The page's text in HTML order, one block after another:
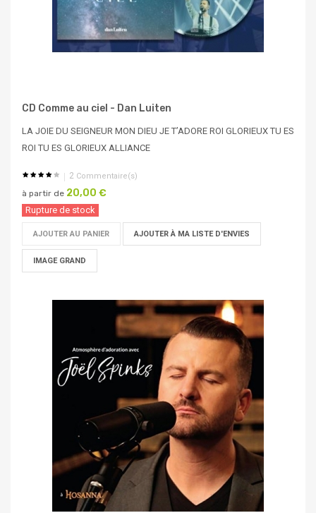
CD Comme au ciel - Dan Luiten
LA JOIE DU SEIGNEUR MON DIEU JE T’ADORE ROI GLORIEUX TU ES
ROI TU ES GLORIEUX ALLIANCE
2 Commentaire(s)
à partir de 20,00 €
Rupture de stock
AJOUTER AU PANIER AJOUTER À MA LISTE D'ENVIES
IMAGE GRAND